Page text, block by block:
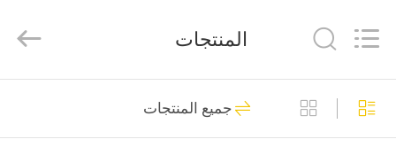
بيت
TECHNOLOGY
LIMITED.
Reserved.
آلة SMT Pick and
72
المنتجات
جميع المنتجات